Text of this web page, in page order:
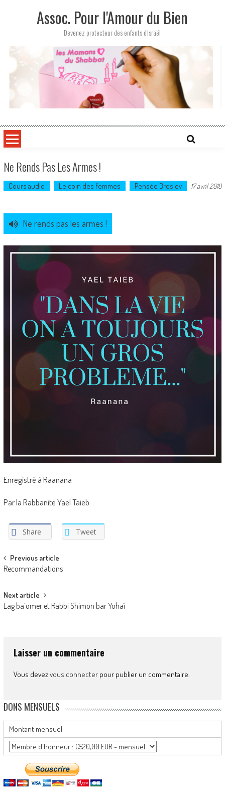
Assoc. Pour l'Amour du Bien
Devenez protecteur des enfants d'Israël
Ne Rends Pas Les Armes !
Cours audio Le coin des femmes Pensée Breslev 17 avril 2018
Ne rends pas les armes !
Enregistré à Raanana
Par la Rabbanite Yael Taieb
Share Tweet
Post
navigation
Previous article
Recommandations
Next article
Lag ba’omer et Rabbi Shimon bar Yohaï
Laisser un commentaire
Vous devezvous connecterpour publier un commentaire.
DONS MENSUELS
Montant mensuel